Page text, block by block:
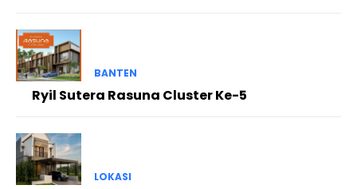
BANTEN
Ryil Sutera Rasuna Cluster Ke-5
LOKASI